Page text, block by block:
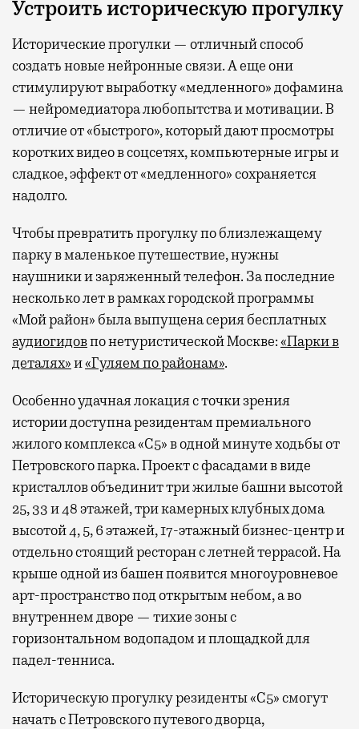
Устроить историческую прогулку
Исторические прогулки — отличный способ
создать новые нейронные связи. А еще они
стимулируют выработку «медленного» дофамина
— нейромедиатора любопытства и мотивации. В
отличие от «быстрого», который дают просмотры
коротких видео в соцсетях, компьютерные игры и
сладкое, эффект от «медленного» сохраняется
надолго.
Чтобы превратить прогулку по близлежащему
парку в маленькое путешествие, нужны
наушники и заряженный телефон. За последние
несколько лет в рамках городской программы
«Мой район» была выпущена серия бесплатных
аудиогидовпо нетуристической Москве:«Парки в
деталях»и«Гуляем по районам».
Особенно удачная локация с точки зрения
истории доступна резидентам премиального
жилого комплекса «С5»в одной минуте ходьбы от
Петровского парка. Проект с фасадами в виде
кристаллов объединит три жилые башни высотой
25, 33 и 48 этажей, три камерных клубных дома
высотой 4, 5, 6 этажей, 17-этажный бизнес-центр и
отдельно стоящий ресторан с летней террасой. На
крыше одной из башен появится многоуровневое
арт-пространство под открытым небом, а во
внутреннем дворе — тихие зоны с
горизонтальном водопадом и площадкой для
падел-тенниса.
Историческую прогулку резиденты «С5» смогут
начать с Петровского путевого дворца,